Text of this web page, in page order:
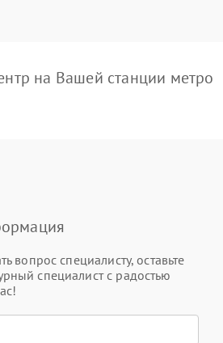
на Вашей станции метро
вопрос специалисту, оставьте
специалист с радостью